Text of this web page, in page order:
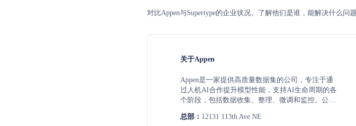
对比Appen与Supertype的企业状况。了解他们是谁，能解决什么
关于Appen
Appen是一家提供高质量数据集的公司，专注于通
过人机AI合作提升模型性能，支持AI生命周期的各
个阶段，包括数据收集、整理、微调和监控。公司
量数据、灵活性和持续的技术创新而闻名，致力于
总部： 12131 113th Ave NE